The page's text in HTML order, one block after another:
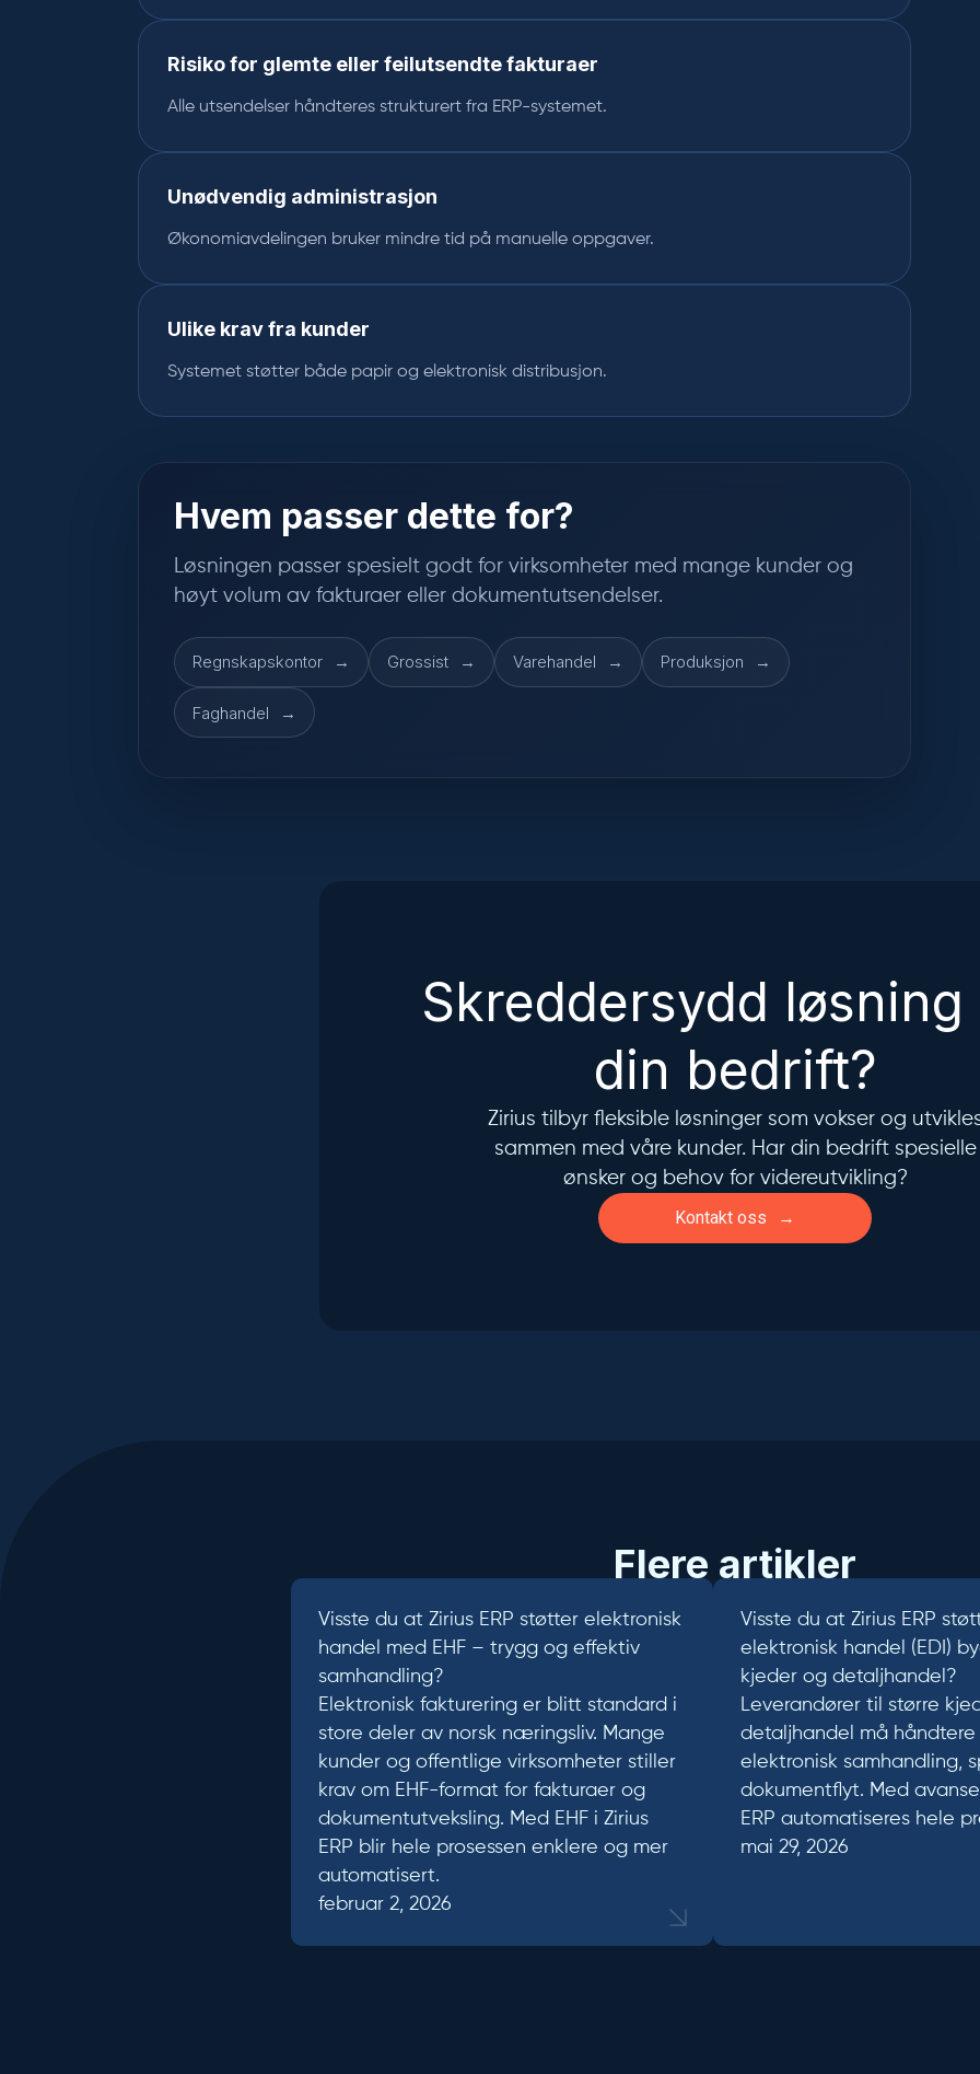
Risiko for glemte eller feilutsendte fakturaer
Alle utsendelser håndteres strukturert fra ERP-systemet.
Unødvendig administrasjon
Økonomiavdelingen bruker mindre tid på manuelle oppgaver.
Ulike krav fra kunder
Systemet støtter både papir og elektronisk distribusjon.
Hvem passer dette for?
Løsningen passer spesielt godt for virksomheter med mange kunder og
høyt volum av fakturaer eller dokumentutsendelser.
Regnskapskontor Grossist Varehandel Produksjon
Faghandel
Skreddersydd
din bedrift?
Zirius tilbyr fleksible løsninger som vokser og
sammen med våre kunder. Har din bedrift spesielle
ønsker og behov for videreutvikling?
Kontakt oss
Flere artikler
Visste du at Zirius ERP støtter elektronisk
handel med EHF – trygg og effektiv
samhandling?
Elektronisk fakturering er blitt standard i
store deler av norsk næringsliv. Mange
kunder og offentlige virksomheter stiller
krav om EHF-format for fakturaer og
dokumentutveksling. Med EHF i Zirius
ERP blir hele prosessen enklere og mer
automatisert.
februar 2, 2026
Visste du at Zirius ERP
elektronisk handel (EDI)
kjeder og detaljhandel?
Leverandører til større
detaljhandel må håndtere
elektronisk samhandling,
dokumentflyt. Med
ERP automatiseres hele
mai 29, 2026